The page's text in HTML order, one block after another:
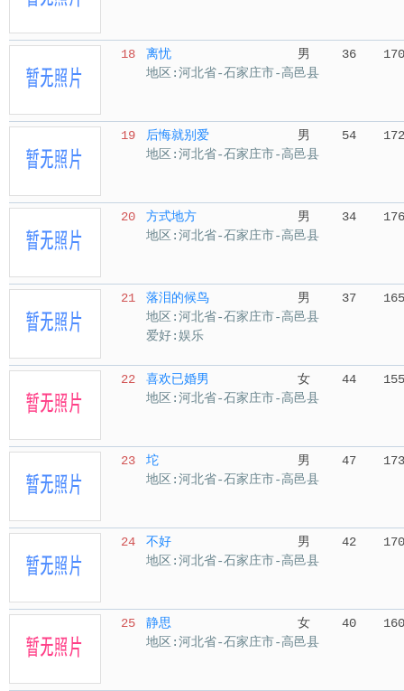
18 离忧 男 36
170
地区:河北省-石家庄市-高邑县
19 后悔就别爱 男 54
172
地区:河北省-石家庄市-高邑县
20 方式地方 男 34
176
地区:河北省-石家庄市-高邑县
21 落泪的候鸟 男 37
165
地区:河北省-石家庄市-高邑县
爱好:娱乐
22 喜欢已婚男 女 44
155
地区:河北省-石家庄市-高邑县
23 坨 男 47
173
地区:河北省-石家庄市-高邑县
24 不好 男 42
170
地区:河北省-石家庄市-高邑县
25 静思 女 40
160
地区:河北省-石家庄市-高邑县